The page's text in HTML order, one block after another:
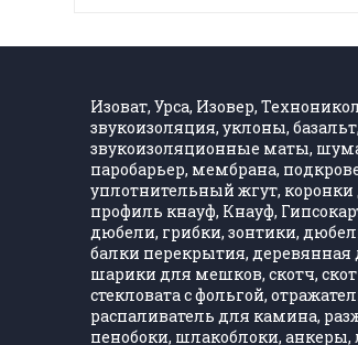
Изоват, Урса, Изовер,
звукоизоляция, уклоны,
звукоизоляционные маты,
паробарьер, мембрана,
уплотнительный жгут, коронки
профиль кнауф, Кнауф,
дюбели, грибки, зонтики,
балки перекрытия, деревянная
шарики для мешков, скотч,
стекловата с фольгой,
распаливатель для камина,
пенобоки, шлакоблоки,